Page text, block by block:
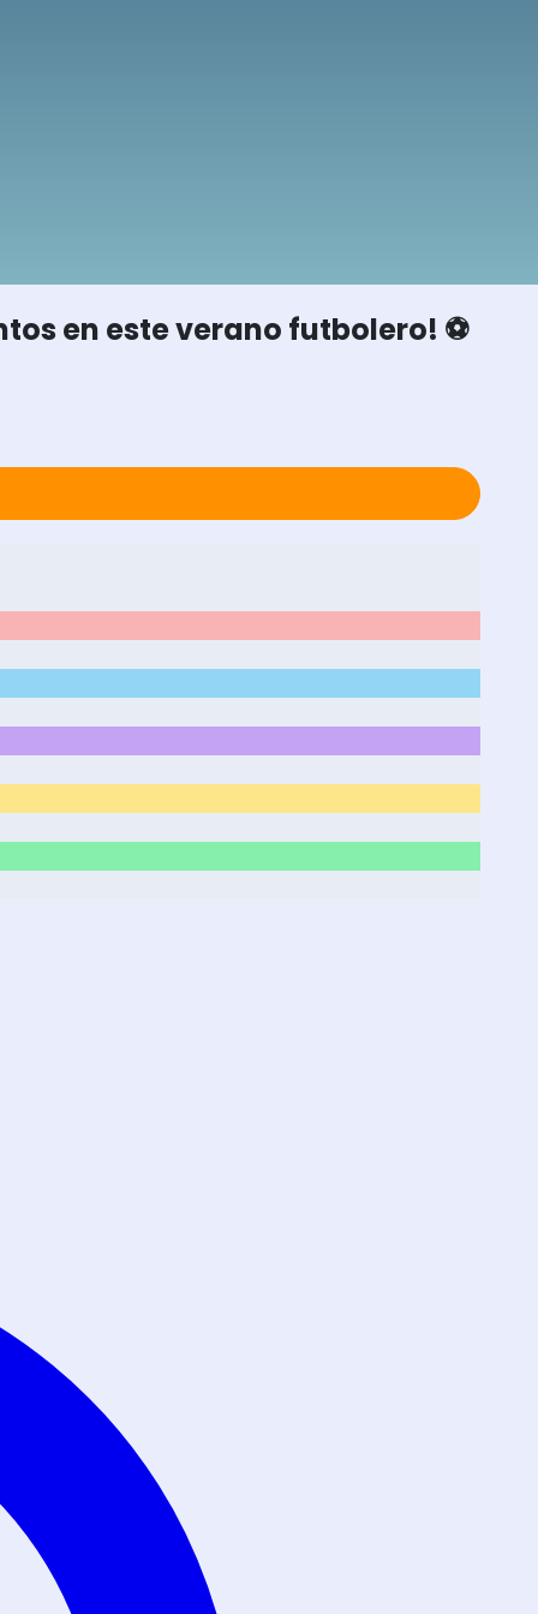
en este verano futbolero! ⚽